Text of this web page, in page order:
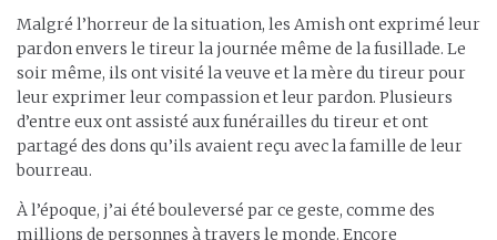
Malgré l’horreur de la situation, les Amish ont exprimé leur
pardon envers le tireur la journée même de la fusillade. Le
soir même, ils ont visité la veuve et la mère du tireur pour
leur exprimer leur compassion et leur pardon. Plusieurs
d’entre eux ont assisté aux funérailles du tireur et ont
partagé des dons qu’ils avaient reçu avec la famille de leur
bourreau.
À l’époque, j’ai été bouleversé par ce geste, comme des
millions de personnes à travers le monde. Encore